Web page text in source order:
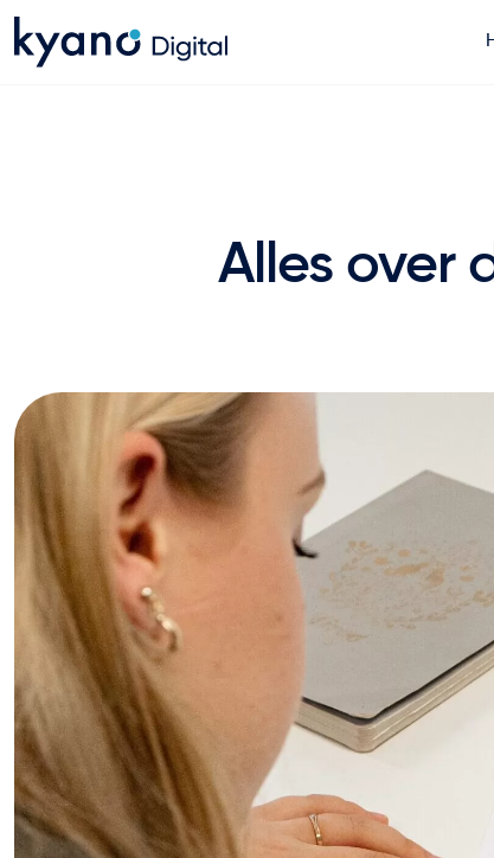
Over ons
Contact
Alles over